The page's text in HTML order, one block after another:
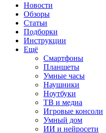
Новости
Обзоры
Статьи
Подборки
Инструкции
Ещё
Смартфоны
Планшеты
Умные часы
Наушники
Ноутбуки
ТВ и медиа
Игровые консоли
Умный дом
ИИ и нейросети